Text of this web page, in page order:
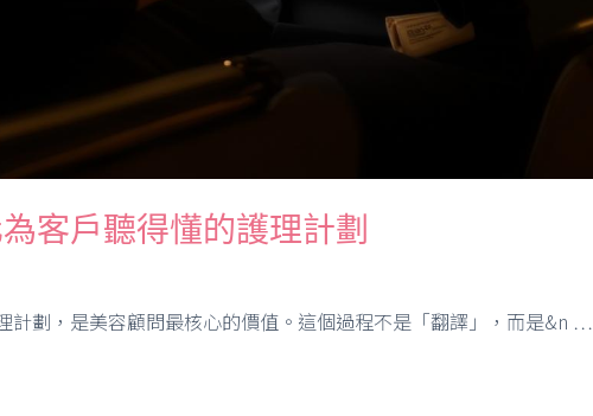
客戶聽得懂的護理計劃
計劃，是美容顧問最核心的價值。這個過程不是「翻譯」，而是&n …